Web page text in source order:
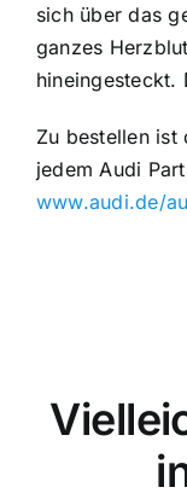
sich über das
ganzes
hineingesteckt.
Zu bestellen ist
jedem Audi
www.audi.de/